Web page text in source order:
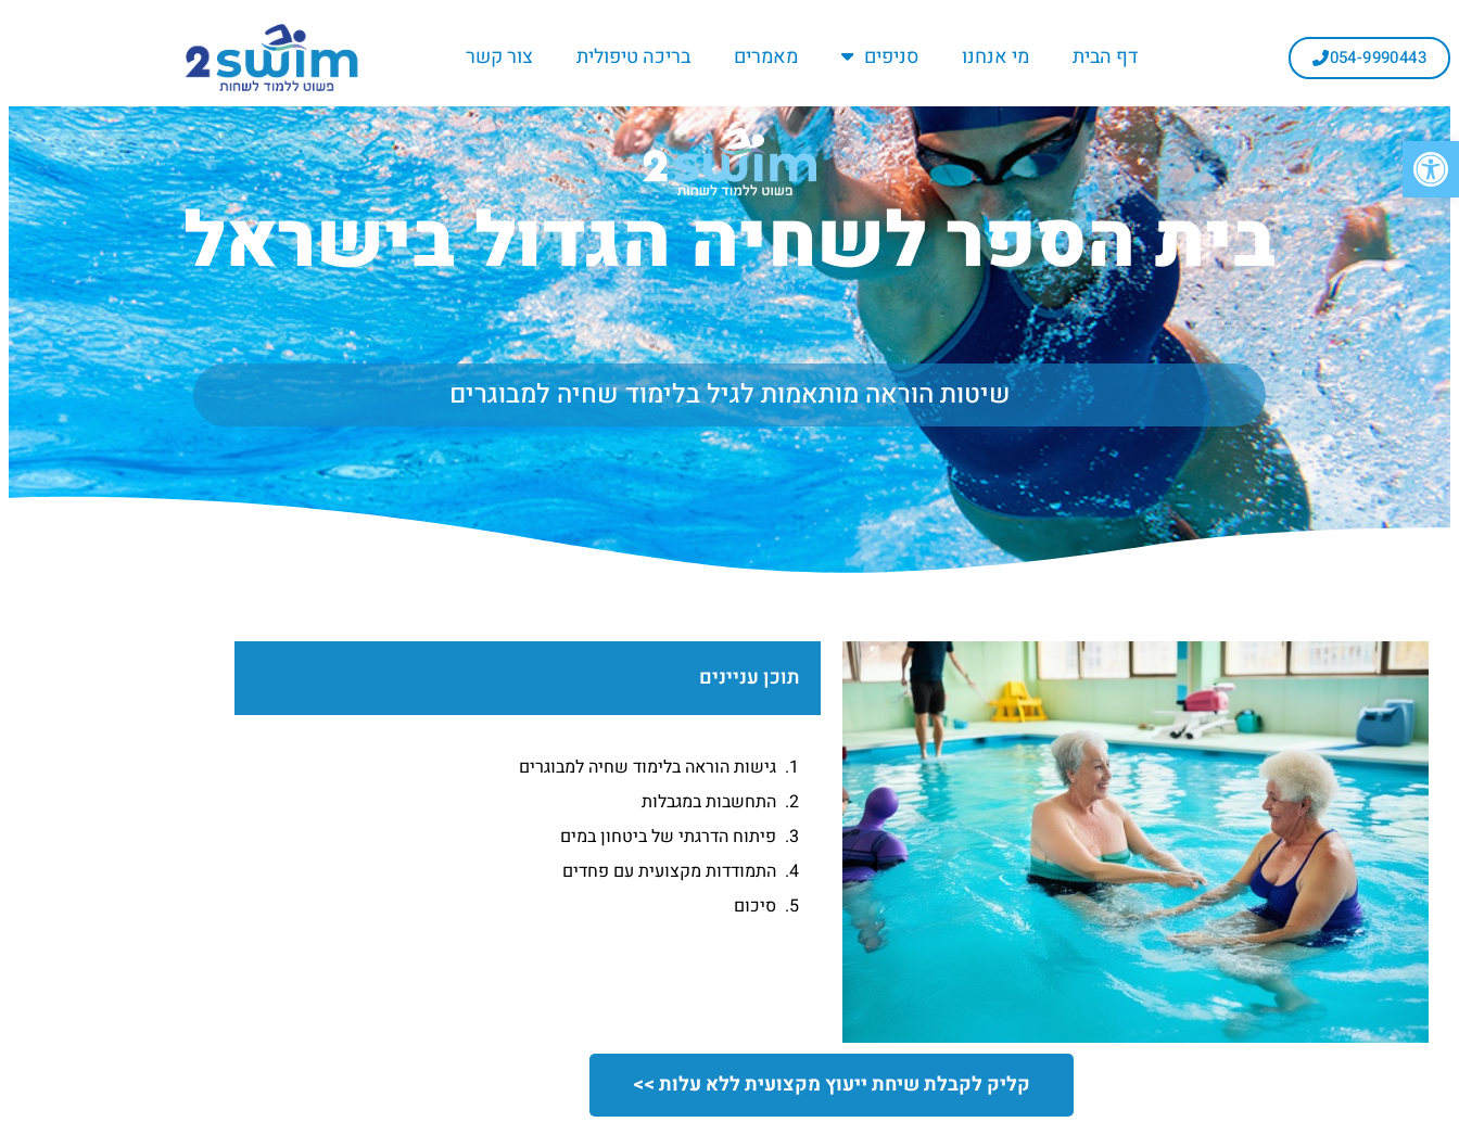
פתח סרגל נגישות
054-9990443 דף הבית מי אנחנו סניפים מאמרים בריכה טיפולית צור קשר
בית הספר לשחיה הגדול בישראל
שיטות הוראה מותאמות לגיל בלימוד שחיה למבוגרים
תוכן עניינים
גישות הוראה בלימוד שחיה למבוגרים
התחשבות במגבלות
פיתוח הדרגתי של ביטחון במים
התמודדות מקצועית עם פחדים
סיכום
קליק לקבלת שיחת ייעוץ מקצועית ללא עלות >>